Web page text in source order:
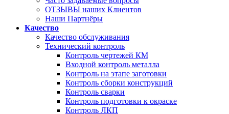
ОТЗЫВЫ наших Клиентов
Наши Партнёры
Качество
Качество обслуживания
Технический контроль
Контроль чертежей КМ
Входной контроль металла
Контроль на этапе заготовки
Контроль сборки конструкций
Контроль сварки
Контроль подготовки к окраске
Контроль ЛКП